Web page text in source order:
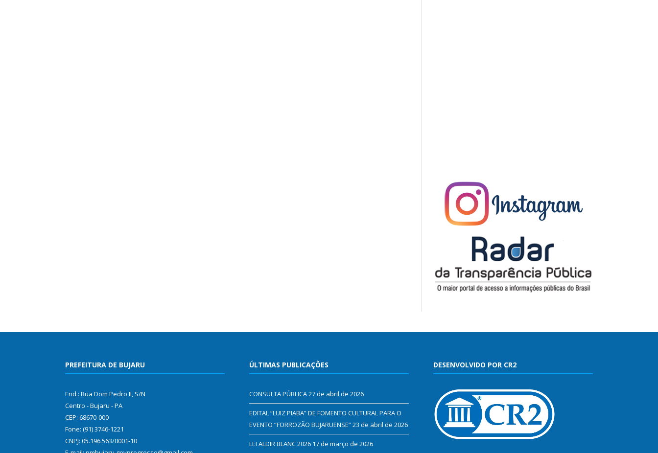
PREFEITURA DE BUJARU
End.: Rua Dom Pedro II, S/N
Centro - Bujaru - PA
CEP: 68670-000
Fone: (91) 3746-1221
CNPJ: 05.196.563/0001-10
ÚLTIMAS PUBLICAÇÕES
CONSULTA PÚBLICA27 de abril de 2026
EDITAL “LUIZ PIABA” DE FOMENTO CULTURAL PARA O
EVENTO “FORROZÃO BUJARUENSE”23 de abril de 2026
LEI ALDIR BLANC 2026 17 de março de 2026
DESENVOLVIDO POR CR2